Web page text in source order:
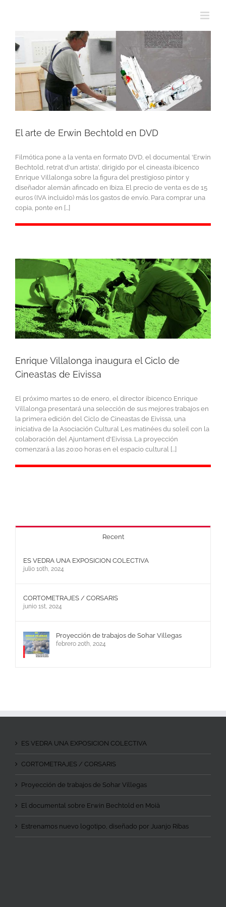
El arte de Erwin Bechtold en DVD
Filmótica pone a la venta en formato DVD, el documental 'Erwin
Bechtold, retrat d'un artista', dirigido por el cineasta ibicenco
Enrique Villalonga sobre la figura del prestigioso pintor y
diseñador alemán afincado en Ibiza. El precio de venta es de 15
euros (IVA incluido) más los gastos de envío. Para comprar una
copia, ponte en [...]
Enrique Villalonga inaugura el Ciclo de
Cineastas de Eivissa
El próximo martes 10 de enero, el director ibicenco Enrique
Villalonga presentará una selección de sus mejores trabajos en
la primera edición del Ciclo de Cineastas de Eivissa, una
iniciativa de la Asociación Cultural Les matinées du soleil con la
colaboración del Ajuntament d'Eivissa. La proyección
comenzará a las 20:00 horas en el espacio cultural [...]
Recent
ES VEDRA UNA EXPOSICION COLECTIVA
julio 10th, 2024
CORTOMETRAJES / CORSARIS
junio 1st, 2024
Proyección de trabajos de Sohar Villegas
febrero 20th, 2024
ES VEDRA UNA EXPOSICION COLECTIVA
CORTOMETRAJES / CORSARIS
Proyección de trabajos de Sohar Villegas
El documental sobre Erwin Bechtold en Moià
Estrenamos nuevo logotipo, diseñado por Juanjo Ribas